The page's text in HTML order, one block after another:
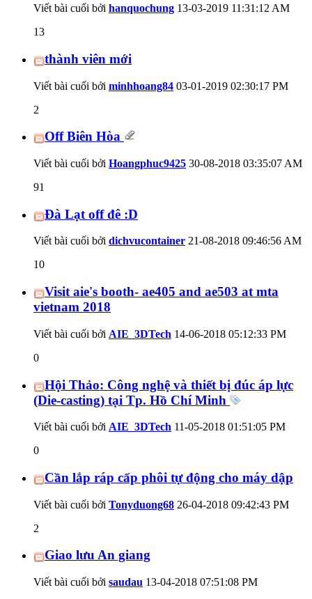
Viết bài cuối bởi hanquochung 13-03-2019 11:31:12 AM
13
thành viên mới
Viết bài cuối bởi minhhoang84 03-01-2019 02:30:17 PM
2
Off Biên Hòa
Viết bài cuối bởi Hoangphuc9425 30-08-2018 03:35:07 AM
91
Đà Lạt off đê :D
Viết bài cuối bởi dichvucontainer 21-08-2018 09:46:56 AM
10
Visit aie's booth- ae405 and ae503 at mta
vietnam 2018
Viết bài cuối bởi AIE_3DTech 14-06-2018 05:12:33 PM
0
Hội Thảo: Công nghệ và thiết bị đúc áp lực
(Die-casting) tại Tp. Hồ Chí Minh
Viết bài cuối bởi AIE_3DTech 11-05-2018 01:51:05 PM
0
Cần lắp ráp cấp phôi tự động cho máy dập
Viết bài cuối bởi Tonyduong68 26-04-2018 09:42:43 PM
2
Giao lưu An giang
Viết bài cuối bởi saudau 13-04-2018 07:51:08 PM